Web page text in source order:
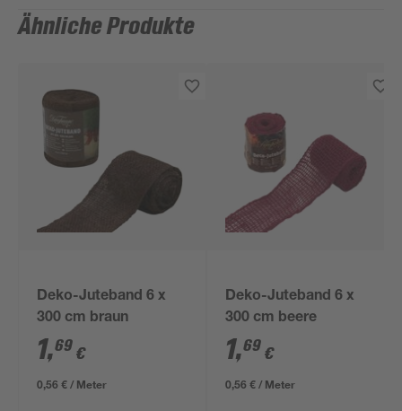
Ähnliche Produkte
Deko-Juteband 6 x
300 cm braun
1,69 €
0,56 € / Meter
Deko-Juteband 6 x
300 cm beere
1,69 €
0,56 € / Meter